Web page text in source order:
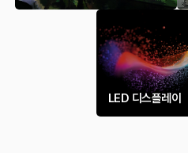
LED 디스플레이